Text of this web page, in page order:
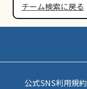
チーム検索に戻る
公式SNS利用規約